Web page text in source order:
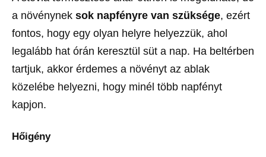
a növénynek sok napfényre van szüksége, ezért
fontos, hogy egy olyan helyre helyezzük, ahol
legalább hat órán keresztül süt a nap. Ha beltérben
tartjuk, akkor érdemes a növényt az ablak
közelébe helyezni, hogy minél több napfényt
kapjon.
Hőigény